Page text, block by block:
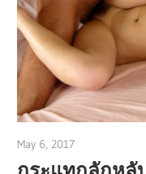
May 6, 2017